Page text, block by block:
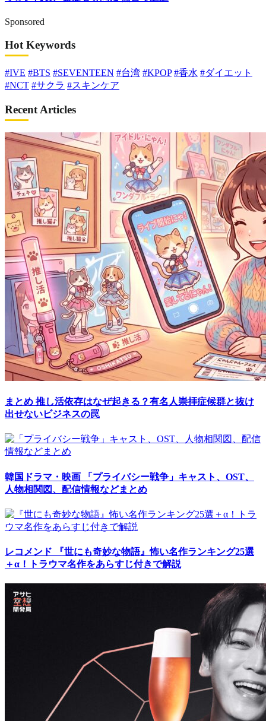
Sponsored
Hot Keywords
#IVE #BTS #SEVENTEEN #台湾 #KPOP #香水 #ダイエット
#NCT #サクラ #スキンケア
Recent Articles
まとめ 推し活依存はなぜ起きる？有名人崇拝症候群と抜け
出せないビジネスの罠
韓国ドラマ・映画 「プライバシー戦争」キャスト、OST、
人物相関図、配信情報などまとめ
レコメンド 『世にも奇妙な物語』怖い名作ランキング25選
＋α！トラウマ名作をあらすじ付きで解説